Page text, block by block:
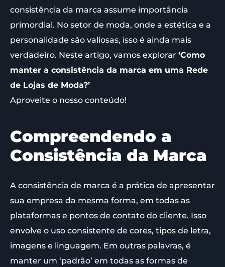
consistência da marca assume importância
primordial. No setor de moda, onde a estética e a
personalidade são valiosas, isso é ainda mais
verdadeiro. Neste artigo, vamos explorar ‘Como
manter a consistência da marca em uma Rede
de Lojas de Moda?’
Aproveite o nosso conteúdo!
Compreendendo a
Consistência da Marca
A consistência de marca é a prática de apresentar
sua empresa da mesma forma, em todas as
plataformas e pontos de contato do cliente. Isso
envolve o uso consistente de cores, tipos de letra,
imagens e linguagem. Em outras palavras, é
manter um ‘padrão’ em todas as formas de